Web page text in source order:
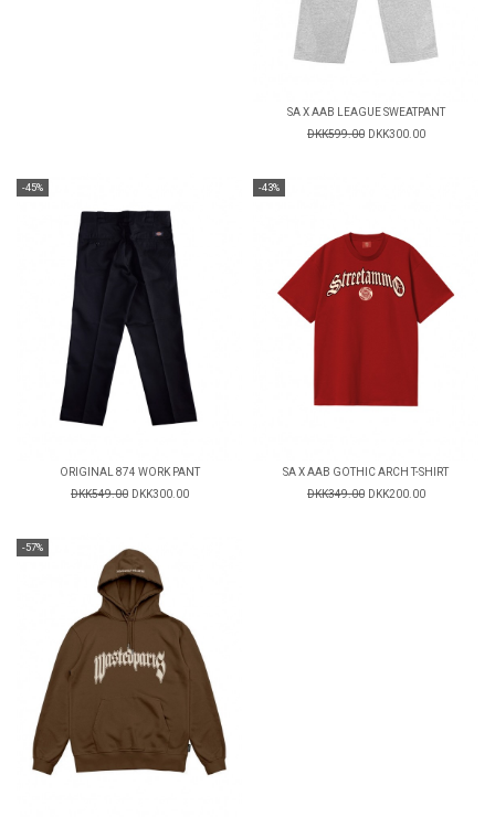
SA X AAB LEAGUE SWEATPANT
DKK599.00 DKK300.00
-45%
ORIGINAL 874 WORK PANT
DKK549.00 DKK300.00
-43%
SA X AAB GOTHIC ARCH T-SHIRT
DKK349.00 DKK200.00
-57%